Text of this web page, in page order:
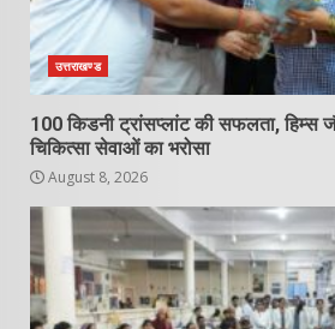
उत्तराखण्ड
100 किडनी ट्रांसप्लांट की सफलता, हिम्स
चिकित्सा सेवाओं का भरोसा
August 8, 2026